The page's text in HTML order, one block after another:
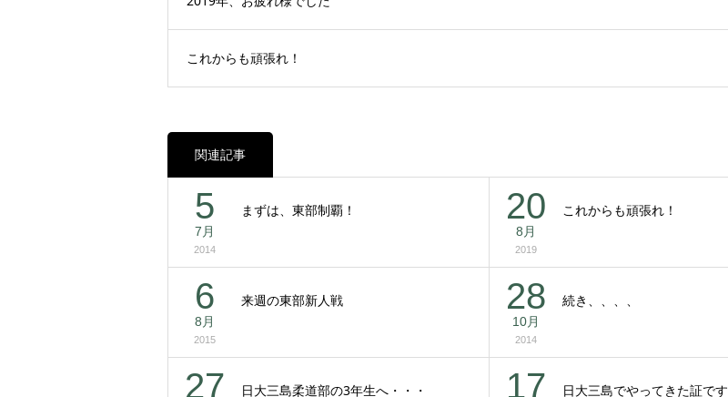
これからも頑張れ！
関連記事
5
7月
2014
まずは、東部制覇！ 20
8月
2019
これからも頑張れ！
6
8月
2015
来週の東部新人戦 28
10月
2014
続き、、、、
27 日大三島柔道部の3年生へ・・・ 17 日大三島でやってきた証です